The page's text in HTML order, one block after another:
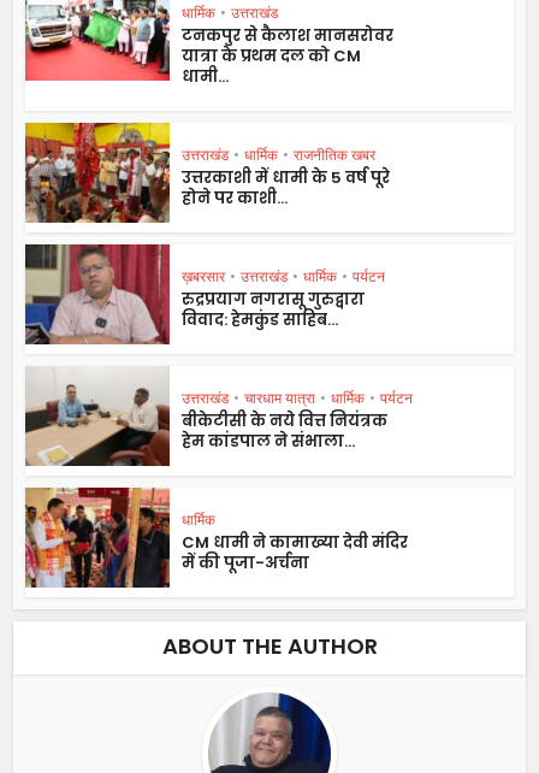
धार्मिक • उत्तराखंड
टनकपुर से कैलाश मानसरोवर
यात्रा के प्रथम दल को CM
धामी...
उत्तराखंड • धार्मिक • राजनीतिक खबर
उत्तरकाशी में धामी के 5 वर्ष पूरे
होने पर काशी...
ख़बरसार • उत्तराखंड • धार्मिक • पर्यटन
रुद्रप्रयाग नगरासू गुरुद्वारा
विवाद: हेमकुंड साहिब...
उत्तराखंड • चारधाम यात्रा • धार्मिक • पर्यटन
बीकेटीसी के नये वित्त नियंत्रक
हेम कांडपाल ने संभाला...
धार्मिक
CM धामी ने कामाख्या देवी मंदिर
में की पूजा-अर्चना
ABOUT THE AUTHOR